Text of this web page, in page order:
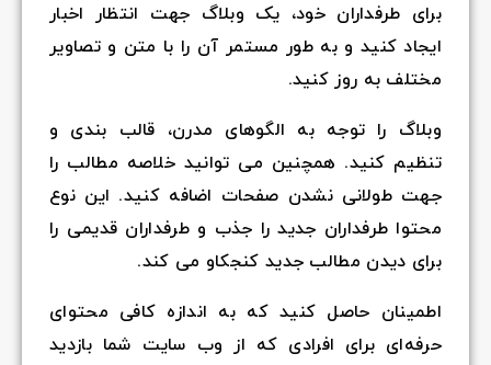
برای طرفداران خود، یک وبلاگ جهت انتظار اخبار
ایجاد کنید و به طور مستمر آن را با متن و تصاویر
مختلف به روز کنید.
وبلاگ را توجه به الگوهای مدرن، قالب بندی و
تنظیم کنید. همچنین می توانید خلاصه مطالب را
جهت طولانی نشدن صفحات اضافه کنید. این نوع
محتوا طرفداران جدید را جذب و طرفداران قدیمی را
برای دیدن مطالب جدید کنجکاو می کند.
اطمینان حاصل کنید که به اندازه کافی محتوای
حرفه‌ای برای افرادی که از وب سایت شما بازدید